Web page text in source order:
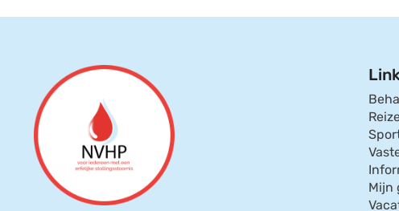
Mijn